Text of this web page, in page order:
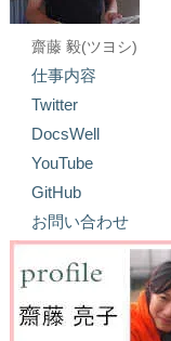
齋藤 毅(ツヨシ)
仕事内容
Twitter
DocsWell
YouTube
GitHub
お問い合わせ